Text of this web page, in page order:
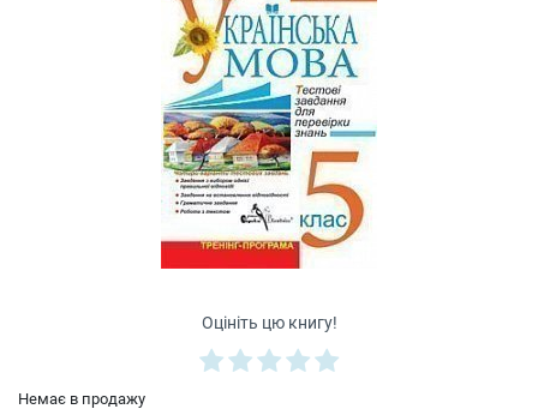
Оцініть цю книгу!
Немає в продажу